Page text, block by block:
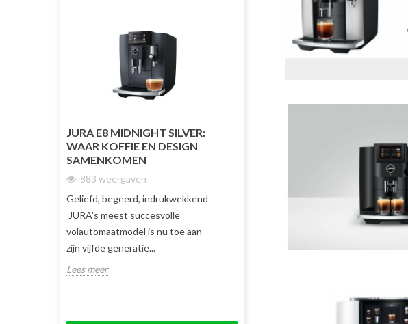
JURA E8 MIDNIGHT SILVER:
WAAR KOFFIE EN DESIGN
SAMENKOMEN
883 weergaven
Geliefd, begeerd, indrukwekkend
JURA's meest succesvolle
volautomaatmodel is nu toe aan
zijn vijfde generatie...
Lees meer
DUBBELE KOFFIE-ERVARING
De JURA J10 Twin is dé nieuwe
koffiemachine voor liefhebbers van
innovatieve dubbele...